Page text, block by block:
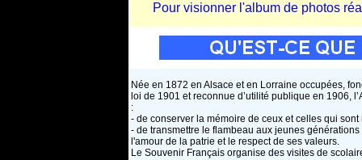
Pour visionner l'album de photos
Née en 1872 en Alsace et en Lorraine occupées,
loi de 1901 et reconnue d’utilité publique en 1906,
:
- de conserver la mémoire de ceux et celles qui
- de transmettre le flambeau aux jeunes
l'amour de la patrie et le respect de ses valeurs.
Le Souvenir Français organise des visites de